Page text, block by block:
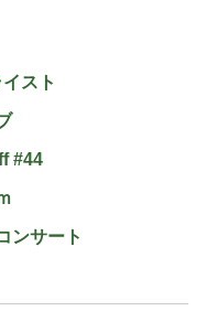
スト
#44
ンサート